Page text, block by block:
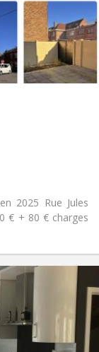
2025 Rue Jules
€ + 80 € charges
Salle de bain:
Cuisine:
Commune
Superficie:
140 m
2
Pièces privées:
Pratiques
Loyer:
Charges:
110 €
Durée:
12 mois
Domiciliation: